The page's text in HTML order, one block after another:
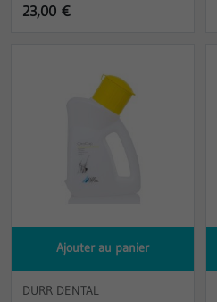
23,00 €
Ajouter au panier
DURR DENTAL